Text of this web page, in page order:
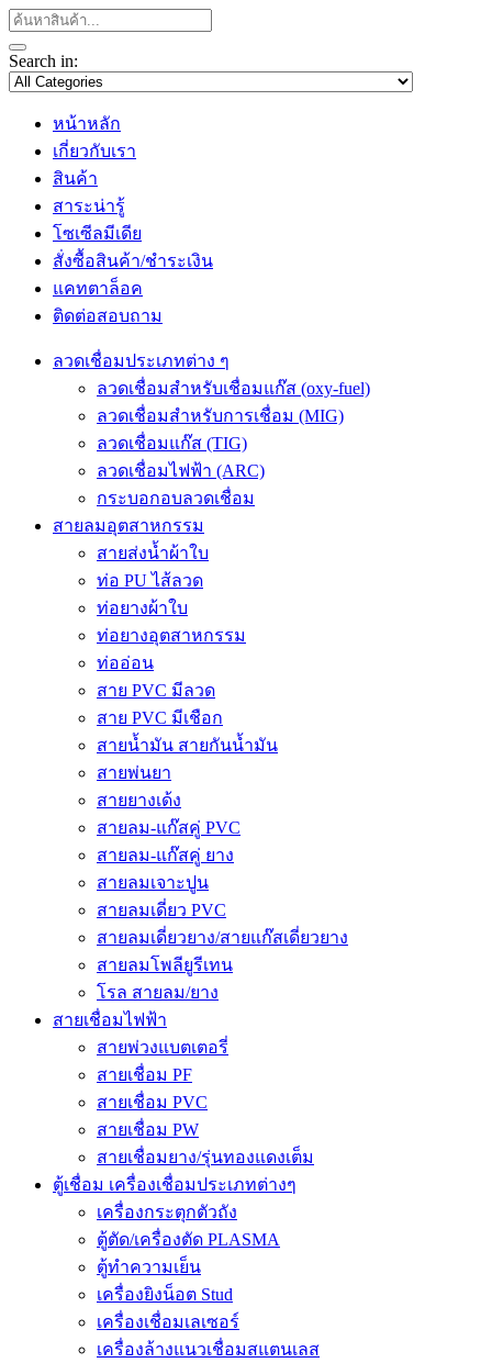
Search in:
หน้าหลัก
เกี่ยวกับเรา
สินค้า
สาระน่ารู้
โซเซีลมีเดีย
สั่งซื้อสินค้า/ชำระเงิน
แคทตาล็อค
ติดต่อสอบถาม
ลวดเชื่อมประเภทต่าง ๆ
ลวดเชื่อมสำหรับเชื่อมแก๊ส (oxy-fuel)
ลวดเชื่อมสำหรับการเชื่อม (MIG)
ลวดเชื่อมแก๊ส (TIG)
ลวดเชื่อมไฟฟ้า (ARC)
กระบอกอบลวดเชื่อม
สายลมอุตสาหกรรม
สายส่งน้ำผ้าใบ
ท่อ PU ไส้ลวด
ท่อยางผ้าใบ
ท่อยางอุตสาหกรรม
ท่ออ่อน
สาย PVC มีลวด
สาย PVC มีเชือก
สายน้ำมัน สายกันน้ำมัน
สายพ่นยา
สายยางเด้ง
สายลม-แก๊สคู่ PVC
สายลม-แก๊สคู่ ยาง
สายลมเจาะปูน
สายลมเดี่ยว PVC
สายลมเดี่ยวยาง/สายแก๊สเดี่ยวยาง
สายลมโพลียูรีเทน
โรล สายลม/ยาง
สายเชื่อมไฟฟ้า
สายพ่วงแบตเตอรี่
สายเชื่อม PF
สายเชื่อม PVC
สายเชื่อม PW
สายเชื่อมยาง/รุ่นทองแดงเต็ม
ตู้เชื่อม เครื่องเชื่อมประเภทต่างๆ
เครื่องกระตุกตัวถัง
ตู้ตัด/เครื่องตัด PLASMA
ตู้ทำความเย็น
เครื่องยิงน็อต Stud
เครื่องเชื่อมเลเซอร์
เครื่องล้างแนวเชื่อมสแตนเลส